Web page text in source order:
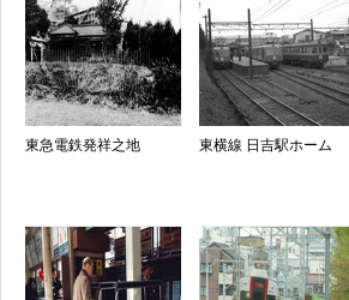
東急電鉄発祥之地 東横線 日吉駅ホーム